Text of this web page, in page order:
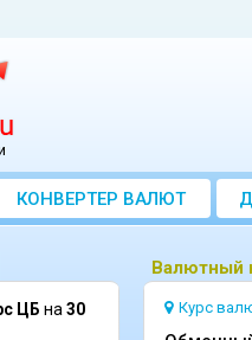
КОНВЕРТЕР ВАЛЮТ
Bалютный
Курс
ЦБ на 30